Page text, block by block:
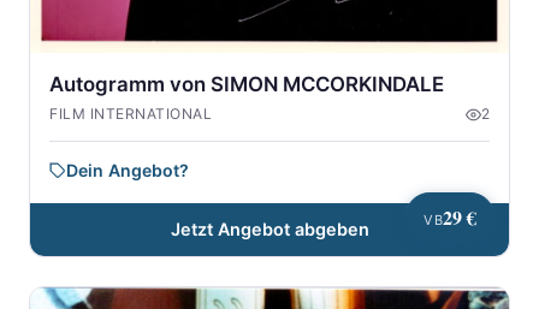
VB29 €
Autogramm von SIMON MCCORKINDALE
FILM INTERNATIONAL 2
Dein Angebot?
Jetzt Angebot abgeben